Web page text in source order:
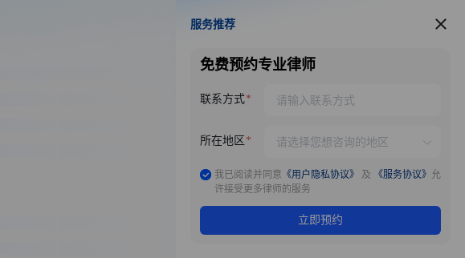
服务推荐
服务推荐
免费预约专业律师
联系方式
所在地区
我已阅读并同意 《用户隐私协议》 及 《服务协议》 允
许接受更多律师的服务
立即预约